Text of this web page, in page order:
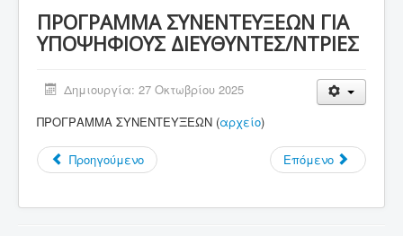
Σχολεία
Εκδρομές
Δραστηριότητες Σχολείων
Επικοινωνία
ΠΡΟΓΡΑΜΜΑ ΣΥΝΕΝΤΕΥΞΕΩΝ ΓΙΑ
ΥΠΟΨΗΦΙΟΥΣ ΔΙΕΥΘΥΝΤΕΣ/ΝΤΡΙΕΣ
Δημιουργία: 27 Οκτωβρίου 2025
ΠΡΟΓΡΑΜΜΑ ΣΥΝΕΝΤΕΥΞΕΩΝ (αρχείο)
Προηγούμενο Επόμενο